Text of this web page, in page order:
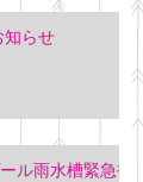
知らせ
ル雨水槽緊急補